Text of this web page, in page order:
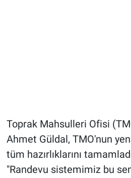
Toprak Mahsulleri Ofisi
Ahmet Güldal, TMO'nun
tüm hazırlıklarını
"Randevu sistemimiz bu